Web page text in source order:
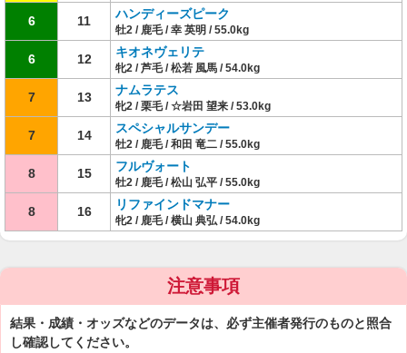
6 11 ハンディーズピーク
牡2 / 鹿毛 / 幸 英明 / 55.0kg
6 12 キオネヴェリテ
牝2 / 芦毛 / 松若 風馬 / 54.0kg
7 13 ナムラテス
牝2 / 栗毛 / ☆岩田 望来 / 53.0kg
7 14 スペシャルサンデー
牡2 / 鹿毛 / 和田 竜二 / 55.0kg
8 15 フルヴォート
牡2 / 鹿毛 / 松山 弘平 / 55.0kg
8 16 リファインドマナー
牝2 / 鹿毛 / 横山 典弘 / 54.0kg
注意事項
結果・成績・オッズなどのデータは、必ず主催者発行のものと照合
し確認してください。